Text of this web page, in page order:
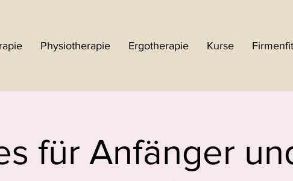
Physiotherapie Ergotherapie Kurse
für Anfänger